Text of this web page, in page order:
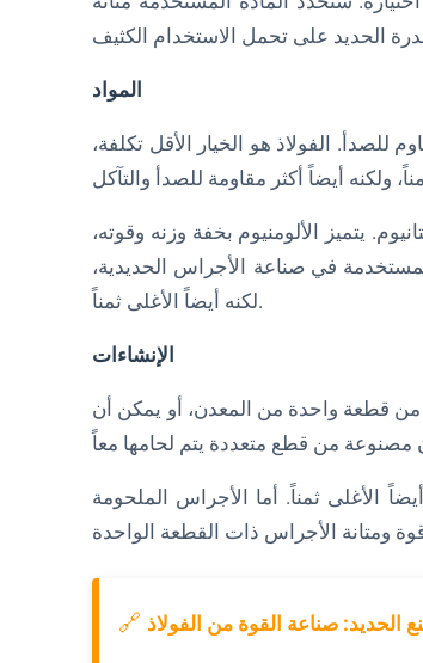
المواد
للصدأ. الفولاذ هو الخيار الأقل تكلفة،
يتميز الألومنيوم بخفة وزنه وقوته،
المستخدمة في صناعة الأجراس الحديدية،
لكنه أيضاً الأغلى ثمناً.
الإنشاءات
قطعة واحدة من المعدن، أو يمكن أن
الأغلى ثمناً. أما الأجراس الملحومة
🔗 الحديد: صناعة القوة من الفولاذ